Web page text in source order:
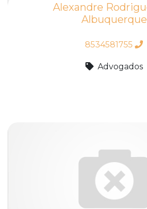
Alexandre
Albuquerque
8534581755
Advogados